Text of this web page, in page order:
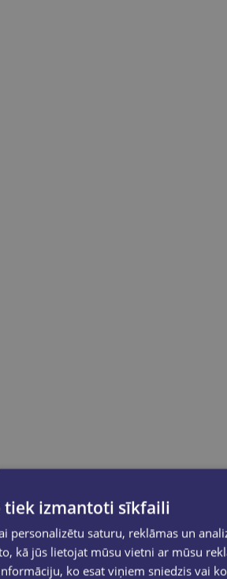
tiek izmantoti sīkfaili
personalizētu saturu, reklāmas un
kā jūs lietojat mūsu vietni ar mūsu
ko esat viņiem sniedzis vai